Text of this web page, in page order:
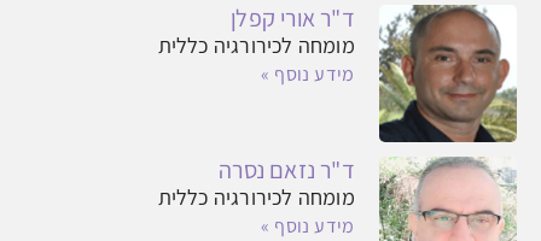
ד"ר אורי קפלן
מומחה לכירורגיה כללית
מידע נוסף »
ד"ר נזאם נסרה
מומחה לכירורגיה כללית
מידע נוסף »